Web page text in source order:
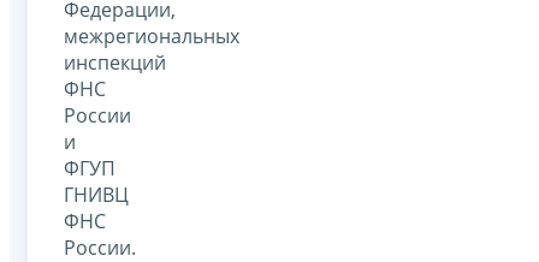
Федерации,
межрегиональных
инспекций
ФНС
России
и
ФГУП
ГНИВЦ
ФНС
России.